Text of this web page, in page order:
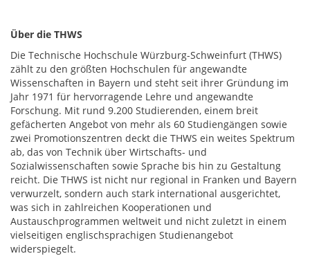
Über die THWS
Die Technische Hochschule Würzburg-Schweinfurt (THWS)
zählt zu den größten Hochschulen für angewandte
Wissenschaften in Bayern und steht seit ihrer Gründung im
Jahr 1971 für hervorragende Lehre und angewandte
Forschung. Mit rund 9.200 Studierenden, einem breit
gefächerten Angebot von mehr als 60 Studiengängen sowie
zwei Promotionszentren deckt die THWS ein weites Spektrum
ab, das von Technik über Wirtschafts- und
Sozialwissenschaften sowie Sprache bis hin zu Gestaltung
reicht. Die THWS ist nicht nur regional in Franken und Bayern
verwurzelt, sondern auch stark international ausgerichtet,
was sich in zahlreichen Kooperationen und
Austauschprogrammen weltweit und nicht zuletzt in einem
vielseitigen englischsprachigen Studienangebot
widerspiegelt.